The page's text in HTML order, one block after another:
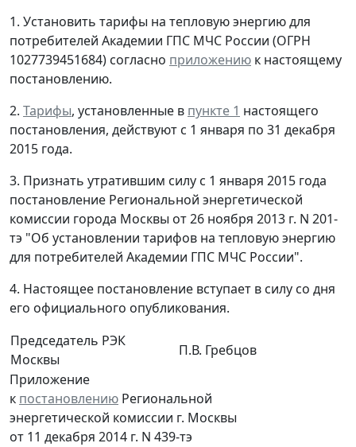
1. Установить тарифы на тепловую энергию для
потребителей Академии ГПС МЧС России (ОГРН
1027739451684) согласно приложению к настоящему
постановлению.
2. Тарифы, установленные в пункте 1 настоящего
постановления, действуют с 1 января по 31 декабря
2015 года.
3. Признать утратившим силу с 1 января 2015 года
постановление Региональной энергетической
комиссии города Москвы от 26 ноября 2013 г. N 201-
тэ "Об установлении тарифов на тепловую энергию
для потребителей Академии ГПС МЧС России".
4. Настоящее постановление вступает в силу со дня
его официального опубликования.
Председатель РЭК
Москвы
П.В. Гребцов
Приложение
к постановлению Региональной
энергетической комиссии г. Москвы
от 11 декабря 2014 г. N 439-тэ